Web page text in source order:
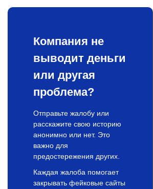
Компания не
выводит деньги
или другая
проблема?
Отправьте жалобу или
расскажите свою историю
анонимно или нет. Это
важно для
предостережения других.
Каждая жалоба помогает
закрывать фейковые сайты